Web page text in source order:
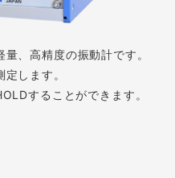
、高精度の振動計です。
します。
することができます。